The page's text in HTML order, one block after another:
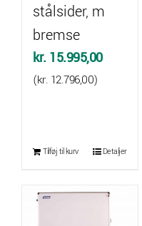
stålsider, m
bremse
kr. 15.995,00
(kr. 12.796,00)
Tilføj til kurv Detaljer